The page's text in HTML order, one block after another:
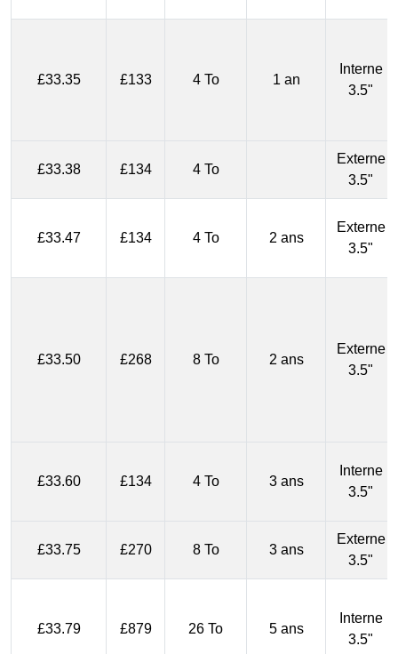
£33.35 £133 4 To 1 an
Interne
3.5"
£33.38 £134 4 To
Externe
3.5"
£33.47 £134 4 To 2 ans
Externe
3.5"
£33.50 £268 8 To 2 ans
Externe
3.5"
£33.60 £134 4 To 3 ans
Interne
3.5"
£33.75 £270 8 To 3 ans
Externe
3.5"
£33.79 £879 26 To 5 ans
Interne
3.5"